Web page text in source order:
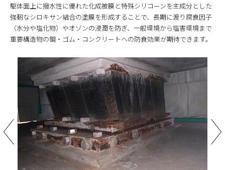
駆体面上に撥水性に優れた化成被膜と特殊シリコーンを主成分とした
強靭なシロキサン結合の塗膜を形成することで、長期に渡り腐食因子
（水分や塩化物）やオゾンの浸潤を防ぎ、一般環境から塩害環境まで
重要構造物の鋼・ゴム・コンクリートへの防食効果が期待できます。